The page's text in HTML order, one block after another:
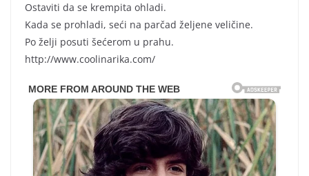
Ostaviti da se krempita ohladi.
Kada se prohladi, seći na parčad željene veličine.
Po želji posuti šećerom u prahu.
http://www.coolinarika.com/